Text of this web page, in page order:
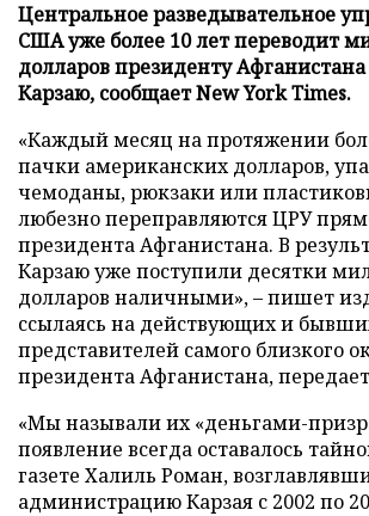
Центральное разведывательное
США уже более 10 лет переводит
долларов президенту
Карзаю, сообщает New York Times.
«Каждый месяц на протяжении
пачки американских долларов,
чемоданы, рюкзаки или
любезно переправляются ЦРУ
президента Афганистана. В
Карзаю уже поступили десятки
долларов наличными»,–пишет
ссылаясь на действующих и
представителей самого близкого
президента Афганистана, передает
«Мы называли их «деньгами-
появление всегда оставалось
газете Халиль Роман,
администрацию Карзая с 2002 по